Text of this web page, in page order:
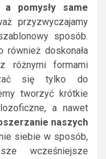
a pomysły same
przyzwyczajamy
sposób.
doskonała
różnymi formami
się tylko do
tworzyć krótkie
a nawet
naszych
siebie w sposób,
wcześniejsze